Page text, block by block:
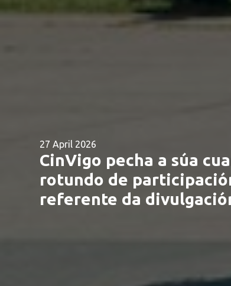
27 April 2026
CinVigo pecha a súa
rotundo de
referente da